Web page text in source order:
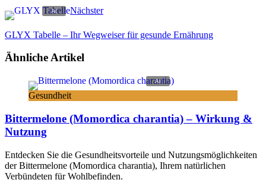
Nächster
GLYX Tabelle – Ihr Wegweiser für gesunde Ernährung
Ähnliche Artikel
Gesundheit
Bittermelone (Momordica charantia) – Wirkung &
Nutzung
Entdecken Sie die Gesundheitsvorteile und Nutzungsmöglichkeiten
der Bittermelone (Momordica charantia), Ihrem natürlichen
Verbündeten für Wohlbefinden.